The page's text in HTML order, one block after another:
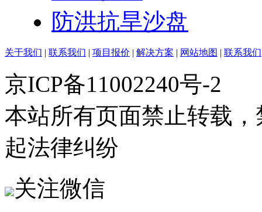
防洪抗旱沙盘
关于我们 | 联系我们 | 项目报价 | 解决方案 | 网站地图 | 联系我们
京ICP备11002240号-2
本站所有页面禁止转载
起法律纠纷
关注微信